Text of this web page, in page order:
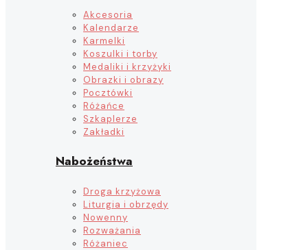
Akcesoria
Kalendarze
Karmelki
Koszulki i torby
Medaliki i krzyżyki
Obrazki i obrazy
Pocztówki
Różańce
Szkaplerze
Zakładki
Nabożeństwa
Droga krzyżowa
Liturgia i obrzędy
Nowenny
Rozważania
Różaniec